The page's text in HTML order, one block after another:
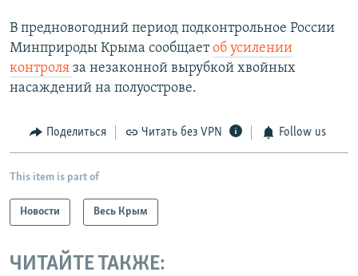
В предновогодний период подконтрольное России
Минприроды Крыма сообщаетоб усилении
контроля за незаконной вырубкой хвойных
насаждений на полуострове.
Поделиться Читать без VPN Follow us
This item is part of
Новости Весь Крым
ЧИТАЙТЕ ТАКЖЕ: